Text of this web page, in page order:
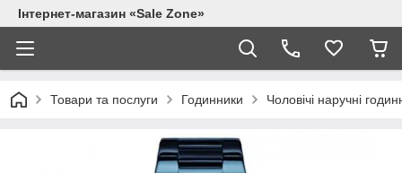
Інтернет-магазин «Sale Zone»
Товари та послуги Годинники Чоловічі наручні